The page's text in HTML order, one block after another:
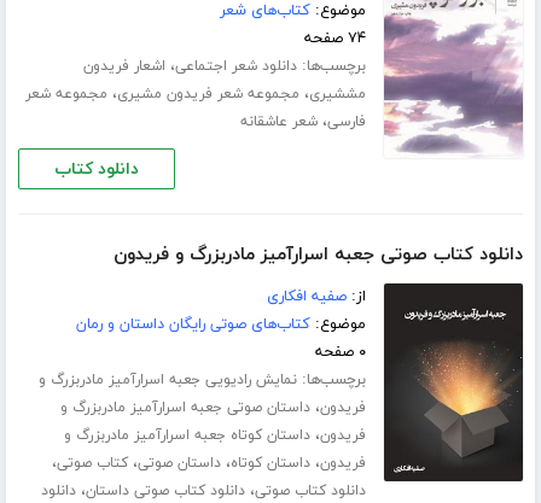
موضوع:کتاب‌های شعر
۷۴ صفحه
برچسب‌ها:دانلود شعر اجتماعی، اشعار فریدون
مششیری، مجموعه شعر فریدون مشیری، مجموعه شعر
فارسی،شعر عاشقانه
دانلود کتاب
دانلود کتاب صوتی جعبه اسرارآمیز مادربزرگ و فریدون
از:صفیه افکاری
موضوع:کتاب‌های صوتی رایگان داستان و رمان
۰ صفحه
برچسب‌ها:نمایش رادیویی جعبه اسرارآمیز مادربزرگ و
فریدون،داستان صوتی جعبه اسرارآمیز مادربزرگ و
فریدون،داستان کوتاه جعبه اسرارآمیز مادربزرگ و
فریدون،داستان کوتاه،داستان صوتی،کتاب صوتی،
دانلود کتاب صوتی،دانلود کتاب صوتی داستان،دانلود